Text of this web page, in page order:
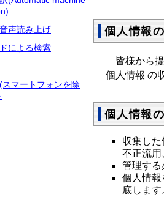
声読み上げ
による検索
マートフォンを除
個人情報
皆様から提
個人情報 の
個人情報
収集し
不正流用
管理する
個人情報
底します